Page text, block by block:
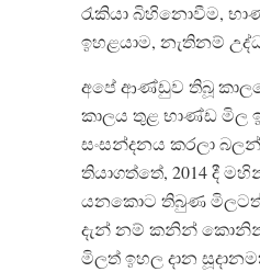
රැකියා බිහිනොවීම,
ඉහළයාම, නැතිනම්
අපේ ආණ්ඩුව තිබූ
කාලය තුළ භාණ්ඩ මිල
සංසන්දනය කරලා
තියාගත්තේ, 2014 දී
යනකොට තිබුණ මිලටත්
දැන් නම් කනින්
මිලත් ඉහල දාන